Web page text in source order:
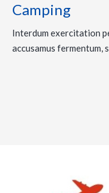
Camping
Interdum exercitation
accusamus fermentum,